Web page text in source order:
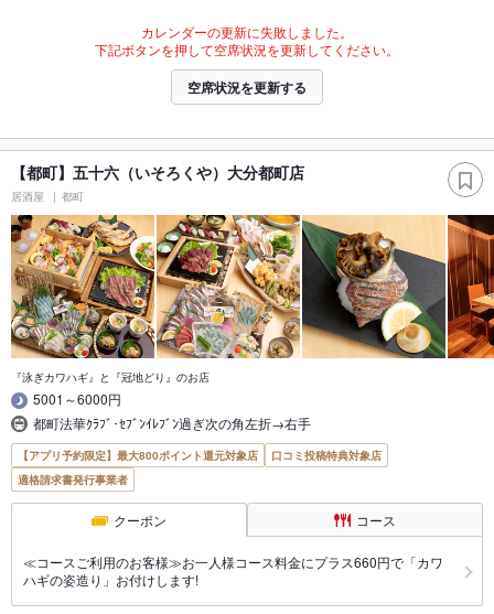
カレンダーの更新に失敗しました。
下記ボタンを押して空席状況を更新してください。
空席状況を更新する
【都町】五十六（いそろくや）大分都町店
居酒屋 都町
『泳ぎカワハギ』と『冠地どり』のお店
5001～6000円
都町法華ｸﾗﾌﾞ･ｾﾌﾞﾝｲﾚﾌﾞﾝ過ぎ次の角左折→右手
【アプリ予約限定】最大800ポイント還元対象店
口コミ投稿特典対象店
適格請求書発行事業者
クーポン コース
≪コースご利用のお客様≫お一人様コース料金にプラス660円で「カワ
ハギの姿造り」お付けします!